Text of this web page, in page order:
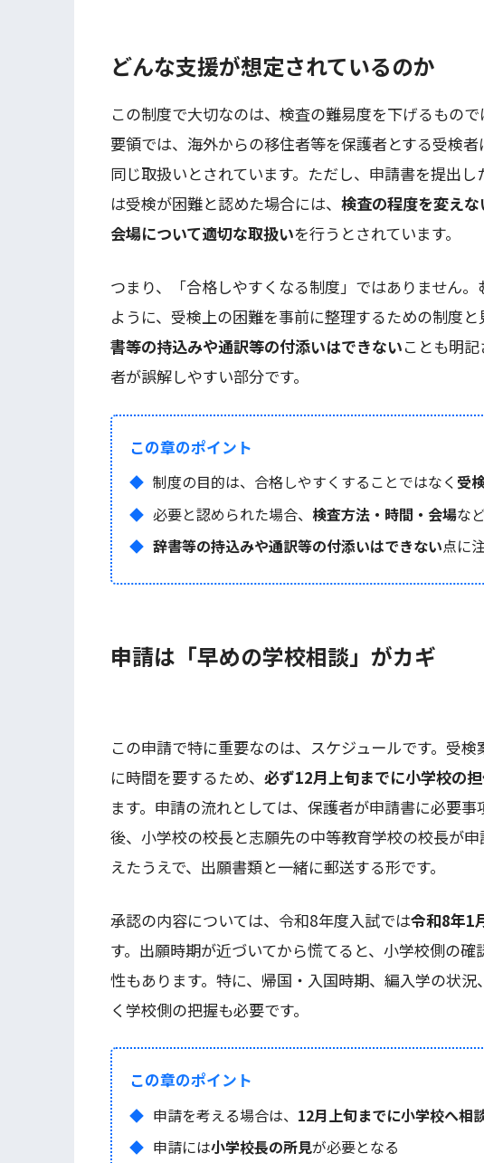
どんな支援が想定されているのか
この制度で大切なのは、検査の難易度を下げるもの
要領では、海外からの移住者等を保護者とする受検
同じ取扱いとされています。ただし、申請書を提出
は受検が困難と認めた場合には、 検査の程度を変え
会場について適切な取扱いを行うとされています。
つまり、「合格しやすくなる制度」ではありません
ように、受検上の困難を事前に整理するための制度と
書等の持込みや通訳等の付添いはできないことも明
者が誤解しやすい部分です。
この章のポイント
制度の目的は、合格しやすくすることではなく 受
必要と認められた場合、 検査方法・時間・会場な
辞書等の持込みや通訳等の付添いはできない点に
申請は「早めの学校相談」がカギ
この申請で特に重要なのは、スケジュールです。受
に時間を要するため、 必ず12月上旬までに小学校の
ます。申請の流れとしては、保護者が申請書に必要
後、小学校の校長と志願先の中等教育学校の校長が
えたうえで、出願書類と一緒に郵送する形です。
承認の内容については、令和8年度入試では令和8年1
す。出願時期が近づいてから慌てると、小学校側の
性もあります。特に、帰国・入国時期、編入学の状
く学校側の把握も必要です。
この章のポイント
申請を考える場合は、 12月上旬までに小学校へ相
申請には小学校長の所見が必要となる